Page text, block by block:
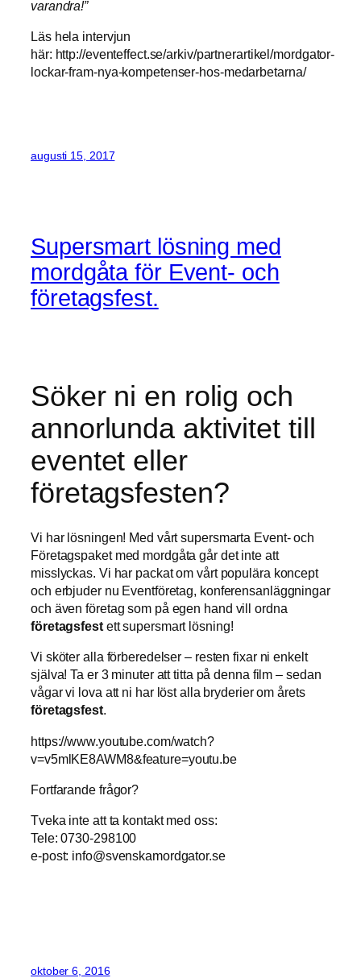
varandra!”
Läs hela intervjun
här: http://eventeffect.se/arkiv/partnerartikel/mordgator-
lockar-fram-nya-kompetenser-hos-medarbetarna/
augusti 15, 2017
Supersmart lösning med
mordgåta för Event- och
företagsfest.
Söker ni en rolig och
annorlunda aktivitet till
eventet eller
företagsfesten?
Vi har lösningen! Med vårt supersmarta Event- och
Företagspaket med mordgåta går det inte att
misslyckas. Vi har packat om vårt populära koncept
och erbjuder nu Eventföretag, konferensanläggningar
och även företag som på egen hand vill ordna
företagsfestett supersmart lösning!
Vi sköter alla förberedelser – resten fixar ni enkelt
själva! Ta er 3 minuter att titta på denna film – sedan
vågar vi lova att ni har löst alla bryderier om årets
företagsfest.
https://www.youtube.com/watch?
v=v5mlKE8AWM8&feature=youtu.be
Fortfarande frågor?
Tveka inte att ta kontakt med oss:
Tele: 0730-298100
e-post: info@svenskamordgator.se
oktober 6, 2016